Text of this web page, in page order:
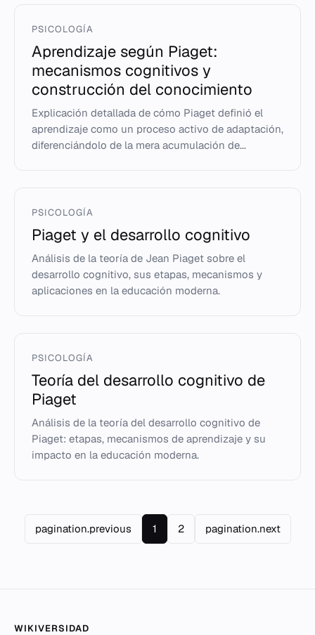
PSICOLOGÍA
Aprendizaje según Piaget:
mecanismos cognitivos y
construcción del conocimiento
Explicación detallada de cómo Piaget definió el
aprendizaje como un proceso activo de adaptación,
diferenciándolo de la mera acumulación de...
PSICOLOGÍA
Piaget y el desarrollo cognitivo
Análisis de la teoría de Jean Piaget sobre el
desarrollo cognitivo, sus etapas, mecanismos y
aplicaciones en la educación moderna.
PSICOLOGÍA
Teoría del desarrollo cognitivo de
Piaget
Análisis de la teoría del desarrollo cognitivo de
Piaget: etapas, mecanismos de aprendizaje y su
impacto en la educación moderna.
pagination.previous 1 2 pagination.next
WIKIVERSIDAD